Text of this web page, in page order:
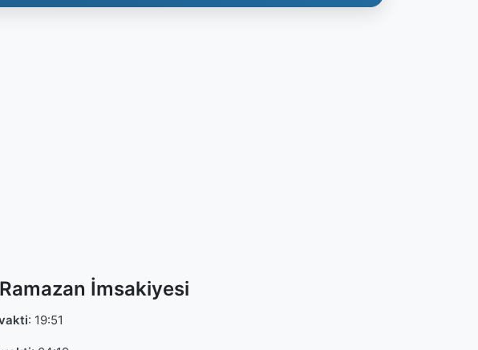
İmsakiyesi
: 19:51